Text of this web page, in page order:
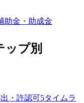
助金・助成金
プ別
・許認可5タイムラ